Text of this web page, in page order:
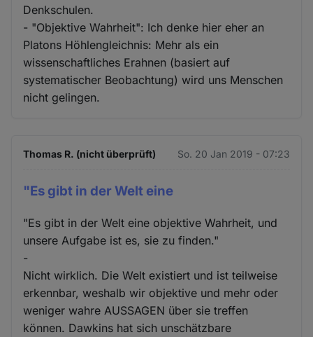
Denkschulen.
- "Objektive Wahrheit": Ich denke hier eher an
Platons Höhlengleichnis: Mehr als ein
wissenschaftliches Erahnen (basiert auf
systematischer Beobachtung) wird uns Menschen
nicht gelingen.
Thomas R. (nicht überprüft) So. 20 Jan 2019 - 07:23
"Es gibt in der Welt eine
"Es gibt in der Welt eine objektive Wahrheit, und
unsere Aufgabe ist es, sie zu finden."
-
Nicht wirklich. Die Welt existiert und ist teilweise
erkennbar, weshalb wir objektive und mehr oder
weniger wahre AUSSAGEN über sie treffen
können. Dawkins hat sich unschätzbare